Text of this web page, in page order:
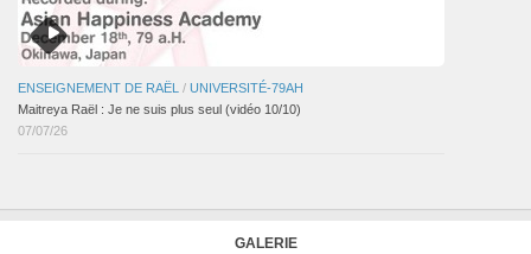
ENSEIGNEMENT DE RAËL / UNIVERSITÉ-79AH
Maitreya Raël : Je ne suis plus seul (vidéo 10/10)
07/07/26
GALERIE